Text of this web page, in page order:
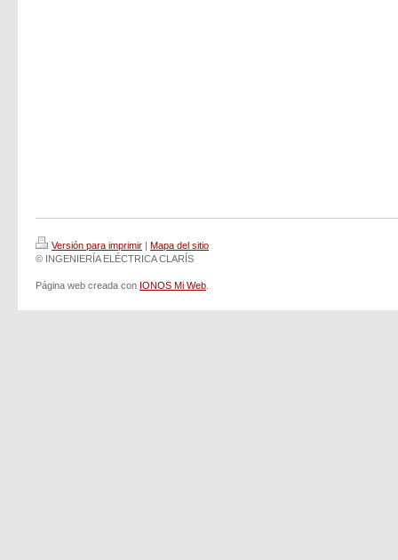
Versión para imprimir
Mapa del sitio
© INGENIERÍA ELÉCTRICA CLARÍS
Página web creada con IONOS Mi Web